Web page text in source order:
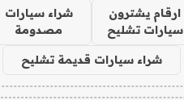
ارقام يشترون
سيارات تشليح
شراء سيارات
مصدومة
شراء سيارات قديمة تشليح